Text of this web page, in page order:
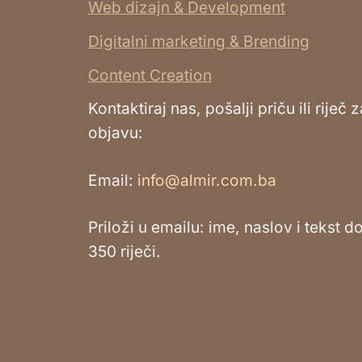
Web dizajn & Development
Digitalni marketing & Brending
Content Creation
Kontaktiraj nas, pošalji priču ili riječ
objavu:
Email: info@almir.com.ba
Priloži u emailu: ime, naslov i tekst
350 riječi.